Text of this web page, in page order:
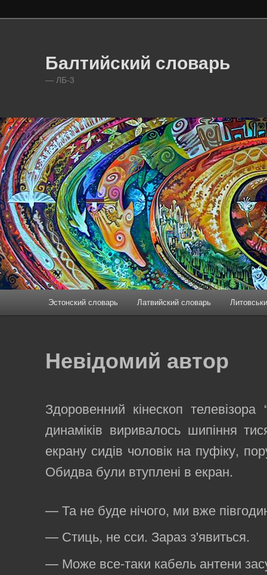
Балтийский словарь
— ЛБ-3
Эстонский словарь Латвийский словарь
Невідомий автор
Здоровенний кінескоп
динаміків виривалось шипіння
екрану сидів чоловік на пуфіку,
Обидва були втуплені в екран.
— Та не буде нічого, ми вже
— Стиць, не сси. Зараз з'явиться.
— Може все-таки кабель антени